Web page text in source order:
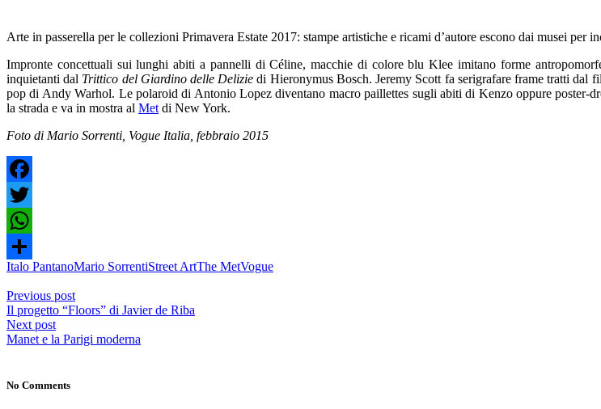
Arte in passerella per le collezioni Primavera Estate 2017: stampe artistiche e ricami d’autore escono dai musei per
Impronte concettuali sui lunghi abiti a pannelli di Céline, macchie di colore blu Klee imitano forme
inquietanti dal Trittico del Giardino delle Delizie di Hieronymus Bosch. Jeremy Scott fa serigrafare frame tratti dal
pop di Andy Warhol. Le polaroid di Antonio Lopez diventano macro paillettes sugli abiti di Kenzo oppure poster-
la strada e va in mostra al Met di New York.
Foto di Mario Sorrenti, Vogue Italia, febbraio 2015
Facebook
Twitter
WhatsApp
Share
Italo PantanoMario SorrentiStreet ArtThe MetVogue
Previous post
Il progetto “Floors” di Javier de Riba
Next post
Manet e la Parigi moderna
No Comments